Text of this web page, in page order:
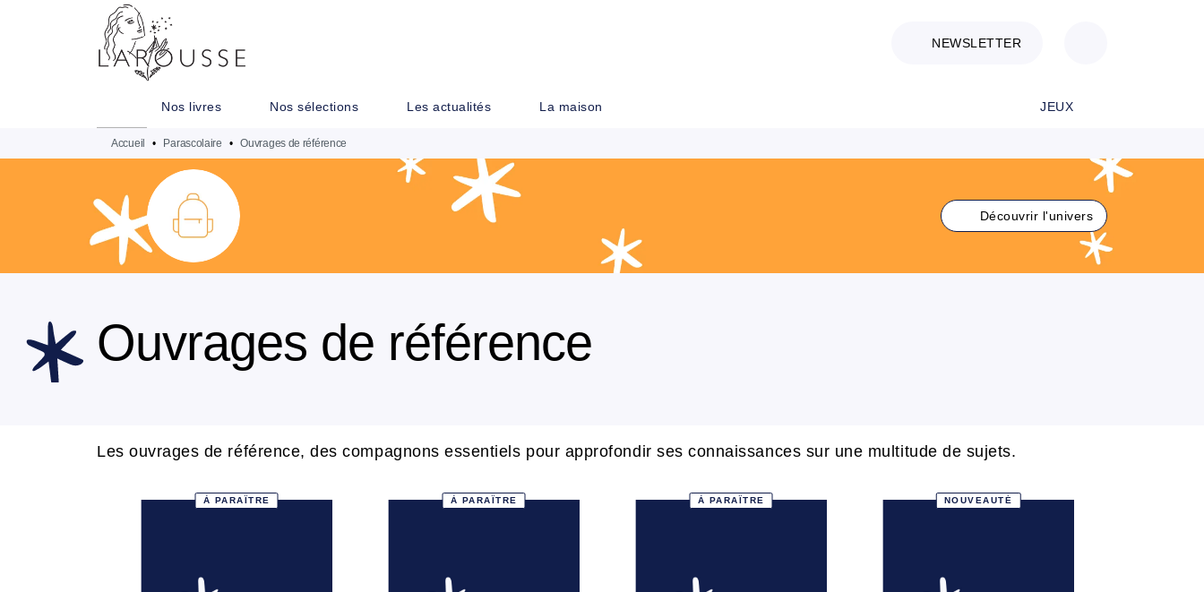
MENU
NEWSLETTER
Nos livres Nos sélections Les actualités La maison JEUX
Accueil • Parascolaire • Ouvrages de référence
Découvrir l'univers
Ouvrages de référence
Les ouvrages de référence, des compagnons essentiels pour approfondir ses connaissances sur une multitude de sujets.
À PARAÎTRE À PARAÎTRE À PARAÎTRE NOUVEAUTÉ